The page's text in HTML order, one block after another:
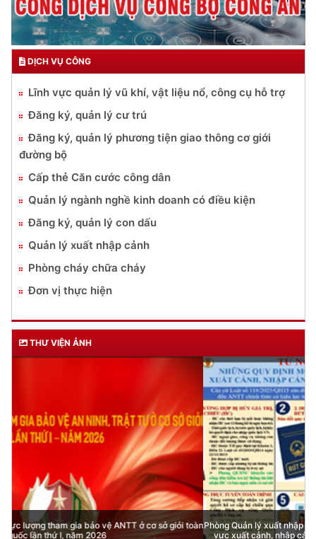
DỊCH VỤ CÔNG
Lĩnh vực quản lý vũ khí, vật liệu nổ, công cụ hỗ trợ
Đăng ký, quản lý cư trú
Đăng ký, quản lý phương tiện giao thông cơ giới
đường bộ
Cấp thẻ Căn cước công dân
Quản lý ngành nghề kinh doanh có điều kiện
Đăng ký, quản lý con dấu
Quản lý xuất nhập cảnh
Phòng cháy chữa cháy
Đơn vị thực hiện
THƯ VIỆN ẢNH
Phòng Quản lý xuất nhập cảnh: Hướng dẫn những quy định mới trong lĩnh
vực xuất cảnh, nhập cảnh của công dân việt nam từ ngày 01/7/2026